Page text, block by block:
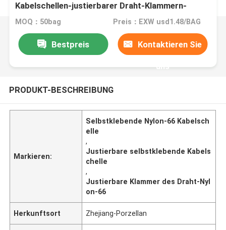
Kabelschellen-justierbarer Draht-Klammern-
6x10.6
MOQ：50bag Preis：EXW usd1.48/BAG
Bestpreis Kontaktieren Sie
uns
PRODUKT-BESCHREIBUNG
Markieren:
Selbstklebende Nylon-66 Kabelsch
elle
,
Justierbare selbstklebende Kabels
chelle
,
Justierbare Klammer des Draht-Nyl
on-66
Herkunftsort Zhejiang-Porzellan